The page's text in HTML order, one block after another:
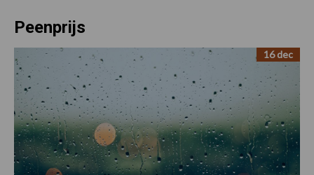
Peenprijs
16 dec